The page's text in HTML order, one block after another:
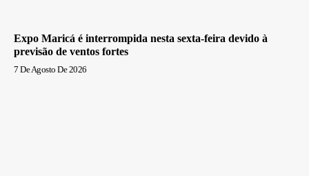
Expo Maricá é interrompida nesta sexta-feira devido à
previsão de ventos fortes
7 De Agosto De 2026